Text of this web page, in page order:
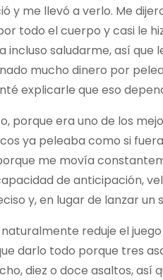
y me llevó a verlo. Me
todo el cuerpo y casi le
incluso saludarme, así
mucho dinero por
explicarle que eso
porque era uno de los
ya peleaba como si
me movía
de anticipación,
y, en lugar de lanzar
reduje el
darlo todo porque tres
diez o doce asaltos, así